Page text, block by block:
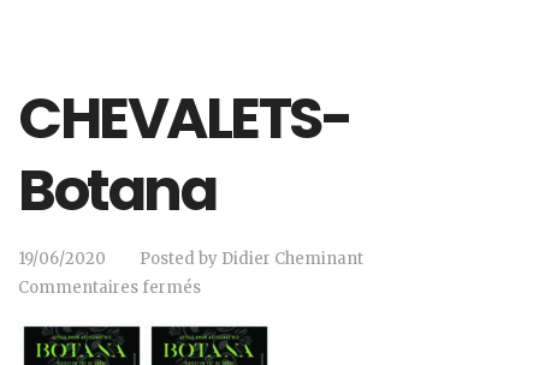
CHEVALETS-
Botana
19/06/2020 Posted by Didier Cheminant
Commentaires fermés